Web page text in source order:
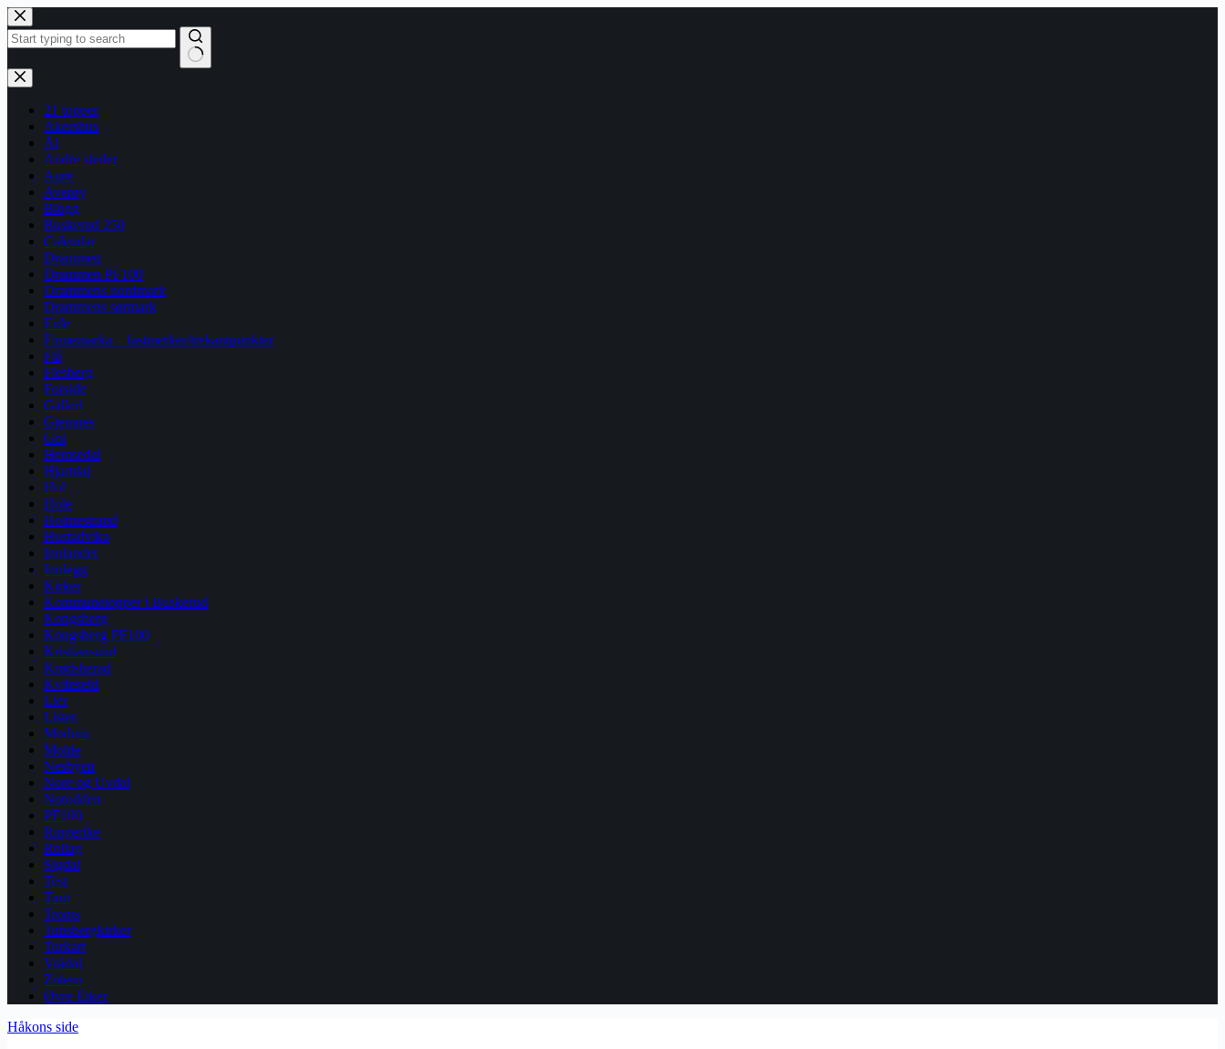
Hopp
til
innholdet
Ingen
resultater
21 topper
Akershus
Ål
Andre steder
Aure
Averøy
Blogg
Buskerud 250
Calendar
Drammen
Drammen PF100
Drammens nordmark
Drammens sørmark
Eide
Finnemarka – fastmerker/trekantpunkter
Flå
Flesberg
Forside
Galleri
Gjemnes
Gol
Hemsedal
Hjartdal
Hol
Hole
Holmestrand
Hustadvika
Innlandet
Innlegg
Kirker
Kommunetopper i Buskerud
Kongsberg
Kongsberg PF100
Kristiansund
Krødsherad
Kviteseid
Lier
Lister
Modum
Molde
Nesbyen
Nore og Uvdal
Notodden
PF100
Ringerike
Rollag
Sigdal
Test
Tinn
Troms
Tunsbergkirker
Turkart
Vrådal
Zotero
Øvre Eiker
Håkons side